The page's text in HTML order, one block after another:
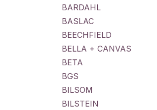
BARDAHL
BASLAC
BEECHFIELD
BELLA + CANVAS
BETA
BGS
BILSOM
BILSTEIN